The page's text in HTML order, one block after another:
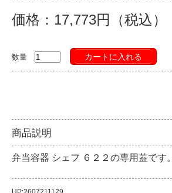
価格：17,773円（税込）
数量 カートに入れる
商品説明
弁当容器 シェフ ６２２の専用蓋です。